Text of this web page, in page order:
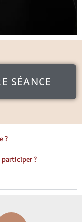
SÉANCE
?
participer ?